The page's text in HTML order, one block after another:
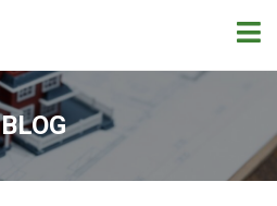
BLOG